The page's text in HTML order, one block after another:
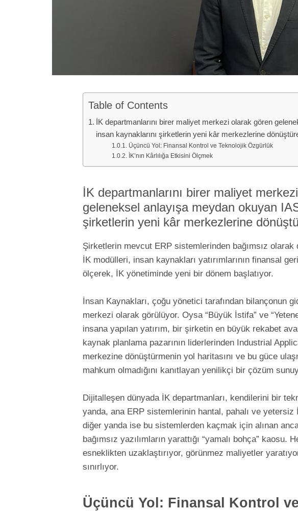
Table of Contents
İK departmanlarını birer maliyet merkezi olarak gören
insan kaynaklarını şirketlerin yeni kâr merkezlerine
Üçüncü Yol: Finansal Kontrol ve Teknolojik Özgürlük
İK’nın Kârlılığa Etkisini Ölçmek
İK departmanlarını birer maliyet
geleneksel anlayışa meydan okuyan
şirketlerin yeni kâr merkezlerine
Şirketlerin mevcut ERP sistemlerinden bağımsız
İK modülleri, insan kaynakları yatırımlarının finansal
ölçerek, İK yönetiminde yeni bir dönem başlatıyor.
İnsan Kaynakları, çoğu yönetici tarafından bilançonun
merkezi olarak görülüyor. Oysa “Büyük İstifa” ve
insana yapılan yatırım, bir şirketin en büyük rekabet
kaynak planlama pazarının liderlerinden Industrial
merkezine dönüştürmenin yol haritasını ve bu güce
mahkum olmadığını kanıtlayan yenilikçi bir çözüm
Dijitalleşen dünyada İK departmanları, kendilerini bir
yanda, ana ERP sistemlerinin hantal, pahalı ve
diğer yanda ise bu sistemlerden kaçmak için alınan
bağımsız yazılımların yarattığı “yamalı bohça”
esneklikten uzaklaştırıyor, görünmez maliyetler
sınırlıyor.
Üçüncü Yol: Finansal Kontrol